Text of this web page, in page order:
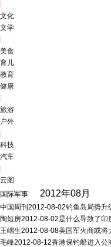
文化
文学
美食
育儿
教育
健康
旅游
户外
科技
汽车
云图
国际军事
2012年08月
中国周刊 2012-08-02钓鱼岛局势升
陶短房2012-08-02是什么导致了印
王嵎生2012-08-08美国军火商或将
毛峰2012-08-12香港保钓船进入公